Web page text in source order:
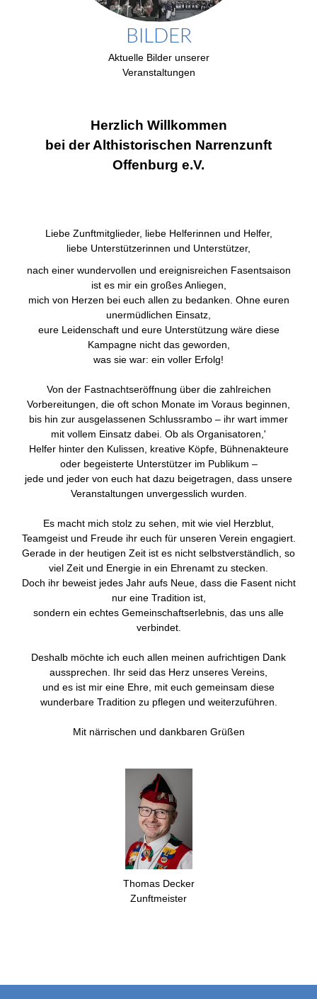
BILDER
Aktuelle Bilder unserer
Veranstaltungen
Herzlich Willkommen
bei der Althistorischen Narrenzunft
Offenburg e.V.
Liebe Zunftmitglieder, liebe Helferinnen und Helfer,
liebe Unterstützerinnen und Unterstützer,
nach einer wundervollen und ereignisreichen Fasentsaison
ist es mir ein großes Anliegen,
mich von Herzen bei euch allen zu bedanken. Ohne euren
unermüdlichen Einsatz,
eure Leidenschaft und eure Unterstützung wäre diese
Kampagne nicht das geworden,
was sie war: ein voller Erfolg!
Von der Fastnachtseröffnung über die zahlreichen
Vorbereitungen, die oft schon Monate im Voraus beginnen,
bis hin zur ausgelassenen Schlussrambo – ihr wart immer
mit vollem Einsatz dabei. Ob als Organisatoren,'
Helfer hinter den Kulissen, kreative Köpfe, Bühnenakteure
oder begeisterte Unterstützer im Publikum –
jede und jeder von euch hat dazu beigetragen, dass unsere
Veranstaltungen unvergesslich wurden.
Es macht mich stolz zu sehen, mit wie viel Herzblut,
Teamgeist und Freude ihr euch für unseren Verein engagiert.
Gerade in der heutigen Zeit ist es nicht selbstverständlich, so
viel Zeit und Energie in ein Ehrenamt zu stecken.
Doch ihr beweist jedes Jahr aufs Neue, dass die Fasent nicht
nur eine Tradition ist,
sondern ein echtes Gemeinschaftserlebnis, das uns alle
verbindet.
Deshalb möchte ich euch allen meinen aufrichtigen Dank
aussprechen. Ihr seid das Herz unseres Vereins,
und es ist mir eine Ehre, mit euch gemeinsam diese
wunderbare Tradition zu pflegen und weiterzuführen.
Mit närrischen und dankbaren Grüßen
Thomas Decker
Zunftmeister